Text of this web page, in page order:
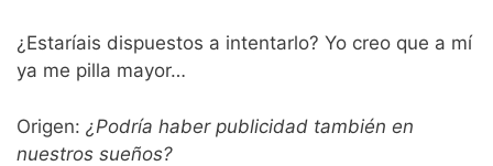
¿Estaríais dispuestos a intentarlo? Yo creo que a mí
ya me pilla mayor…
Origen: ¿Podría haber publicidad también en
nuestros sueños?